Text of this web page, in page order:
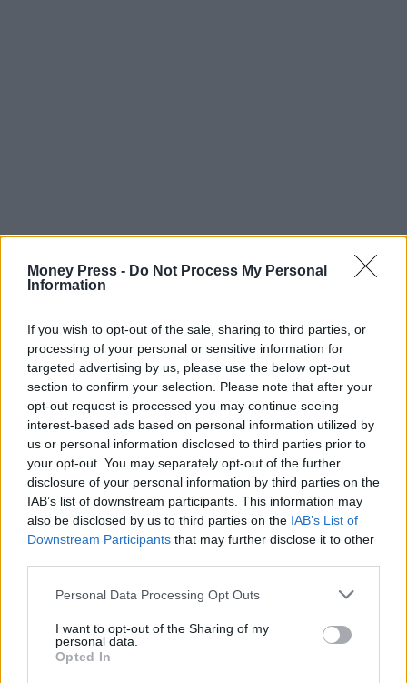
Money Press - Do Not Process My Personal
Information
If you wish to opt-out of the sale, sharing to third parties, or
processing of your personal or sensitive information for
targeted advertising by us, please use the below opt-out
section to confirm your selection. Please note that after your
opt-out request is processed you may continue seeing
interest-based ads based on personal information utilized by
us or personal information disclosed to third parties prior to
your opt-out. You may separately opt-out of the further
disclosure of your personal information by third parties on the
IAB’s list of downstream participants. This information may
also be disclosed by us to third parties on the IAB’s List of
Downstream Participants that may further disclose it to other
Personal Data Processing Opt Outs
I want to opt-out of the Sharing of my
personal data.
Opted In